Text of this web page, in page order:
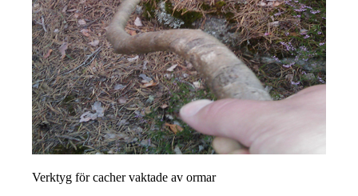
Verktyg för cacher vaktade av ormar